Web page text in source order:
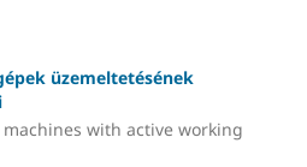
üzemeltetésének
with active working